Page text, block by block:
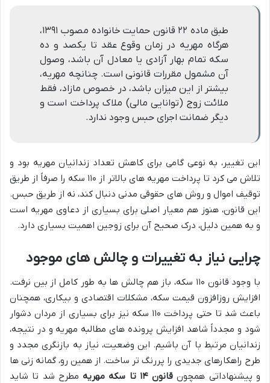
طبق ماده ۲۲ قانون حمایت خانواده مصوب ۱۳۹۱،
هرگاه مهریه در زمان وقوع عقد تا یکصد و ده
سکه تمام بهار آزادی یا معادل آن باشد، وصول
آن مشمول مقررات قانونی است. چنانچه مهریه،
بیشتر از این میزان باشد، در خصوص مازاد، فقط
ملائت زوج (توانایی مالی) ملاک پرداخت است و
دیگر ضمانت اجرای حبس وجود ندارد.
این تغییر، به نوعی گامی برای کاهش تعداد زندانیان مهریه بود و
تلاش می کرد تا پرداخت مهریه های بالاتر از ۱۱۰ سکه را صرفاً از طریق
توقیف اموال و روش های حقوقی مدنی دنبال کند، نه از طریق حبس.
این قانون، هنوز هم معیار اصلی برای بسیاری از دعاوی مهریه است
و به همین دلیل، درک صحیح آن برای زوجین اهمیت بسیاری دارد.
چرایی نیاز به تغییرات و چالش های موجود
با وجود قانون ۱۱۰ سکه، باز هم چالش ها به طور کامل از بین نرفت.
افزایش روزافزون قیمت سکه، مشکلات اقتصادی و بیکاری، همچنان
باعث شد تا حتی پرداخت ۱۱۰ سکه نیز برای بسیاری از مردان دشوار
شود و مجدداً شاهد افزایش پرونده های مطالبه مهریه و در نتیجه،
زندانیان مرتبط با آن باشیم. این وضعیت، نیاز به بازنگری مجدد و
طرح راهکارهای جدیدی را پررنگ تر ساخت. از همین رو، گمانه زنی ها
و پیشنهاداتی همچون قانون ۱۴ تا سکه مهریه
مطرح شد تا شاید